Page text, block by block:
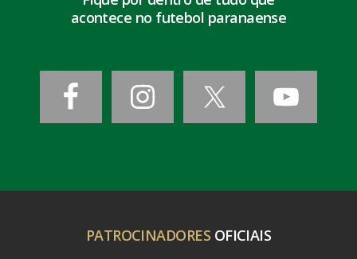
acontece no futebol paranaense
PATROCINADORES OFICIAIS